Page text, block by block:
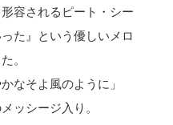
容されるピート・シー
た』という優しいメロ
。
なそよ風のように」
ッシージ入り。